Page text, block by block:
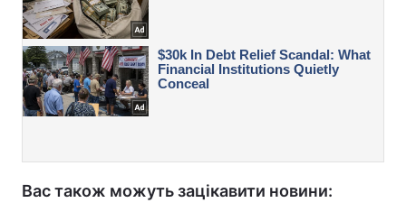
Вас також можуть зацікавити новини: